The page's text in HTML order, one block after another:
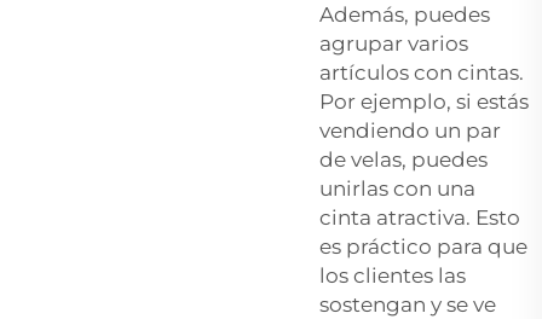
Además, puedes
agrupar varios
artículos con cintas.
Por ejemplo, si estás
vendiendo un par
de velas, puedes
unirlas con una
cinta atractiva. Esto
es práctico para que
los clientes las
sostengan y se ve